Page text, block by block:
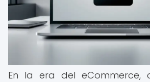
En la era del eCommerce,